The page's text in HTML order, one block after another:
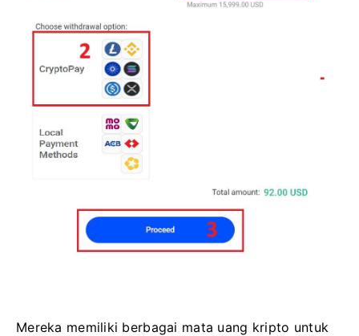
Mereka memiliki berbagai mata uang kripto untuk